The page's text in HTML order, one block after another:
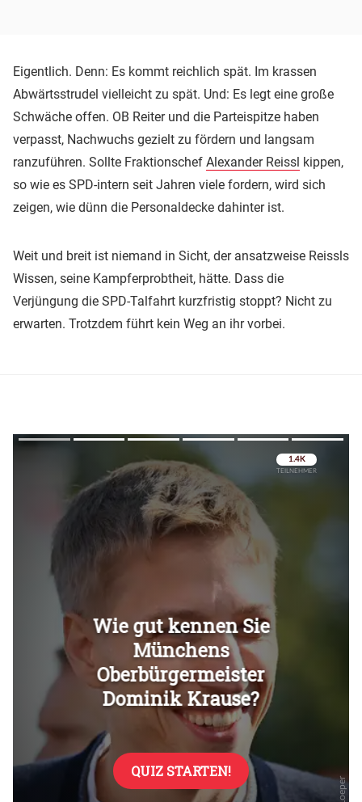
Eigentlich. Denn: Es kommt reichlich spät. Im krassen
Abwärtsstrudel vielleicht zu spät. Und: Es legt eine große
Schwäche offen. OB Reiter und die Parteispitze haben
verpasst, Nachwuchs gezielt zu fördern und langsam
ranzuführen. Sollte Fraktionschef Alexander Reissl kippen,
so wie es SPD-intern seit Jahren viele fordern, wird sich
zeigen, wie dünn die Personaldecke dahinter ist.
Weit und breit ist niemand in Sicht, der ansatzweise Reissls
Wissen, seine Kampferprobtheit, hätte. Dass die
Verjüngung die SPD-Talfahrt kurzfristig stoppt? Nicht zu
erwarten. Trotzdem führt kein Weg an ihr vorbei.
Überspringen
Überspringen